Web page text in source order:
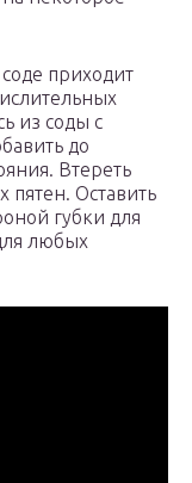
приходит
из соды с
до
Втереть
пятен. Оставить
губки для
любых